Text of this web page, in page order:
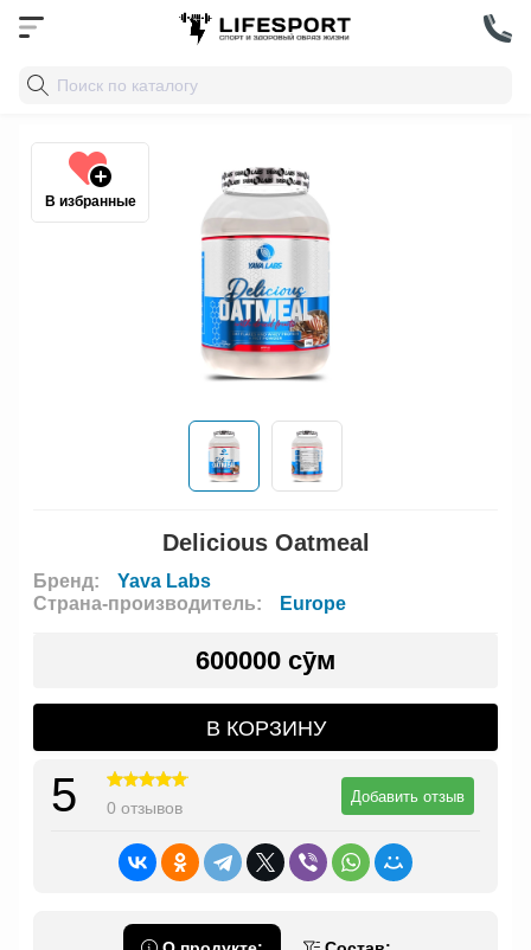
В избранные
Delicious Oatmeal
Бренд:
Yava Labs
Страна-производитель:
Europe
600000 сӯм
В КОРЗИНУ
5 0 отзывов
Добавить отзыв